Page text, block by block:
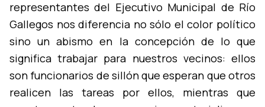
representantes del Ejecutivo Municipal de Rí­o
Gallegos nos diferencia no sólo el color polí­tico
sino un abismo en la concepción de lo que
significa trabajar para nuestros vecinos: ellos
son funcionarios de sillón que esperan que otros
realicen las tareas por ellos, mientras que